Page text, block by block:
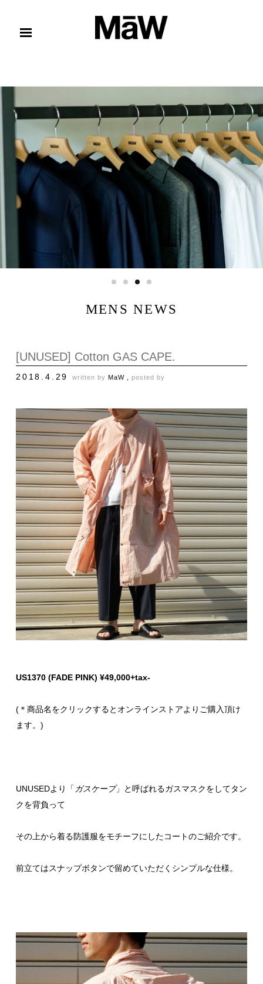
MENS NEWS
[UNUSED] Cotton GAS CAPE.
2018.4.29 written by MaW , posted by
US1370 (FADE PINK) ¥49,000+tax-
(＊商品名をクリックするとオンラインストアよりご購入頂け
ます。)
UNUSEDより「 ガスケープ」と呼ばれるガスマスクをしてタン
クを背負って
その上から着る防護服をモチーフにしたコートのご紹介です。
前立てはスナップボタンで留めていただくシンプルな仕様。